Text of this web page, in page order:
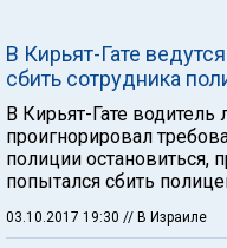
В Кирьят-Гате
сбить сотрудника
В Кирьят-Гате водитель
проигнорировал
полиции
попытался сбить
03.10.2017 19:30 // В Израиле